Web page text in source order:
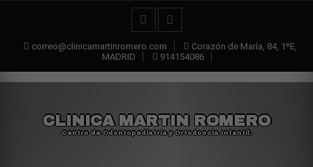
correo@clinicamartinromero.com
Corazón de María, 84, 1ºE,
MADRID
914154086
CLINICA MARTIN ROMERO
Centro de Odontopediatría y Ortodoncia Infantil.